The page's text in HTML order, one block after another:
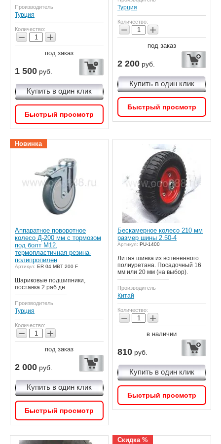
Производитель
Турция
Количество:
− +
под заказ
1 500 руб.
Купить в один клик
Быстрый просмотр
Турция
Количество:
− +
под заказ
2 200 руб.
Купить в один клик
Быстрый просмотр
Новинка
Аппаратное поворотное
колесо Д-200 мм с тормозом
под болт М12,
термопластичная резина-
полипропилен
Артикул: ER 04 MBT 200 F
Шариковые подшипники,
поставка 2 раб.дн.
Производитель
Турция
Количество:
− +
под заказ
2 000 руб.
Купить в один клик
Быстрый просмотр
Бескамерное колесо 210 мм
размер шины 2.50-4
Артикул: PU-1400
Литая шинка из вспененного
полиуретана. Посадочный 16
мм или 20 мм (на выбор).
Производитель
Китай
Количество:
− +
в наличии
810 руб.
Купить в один клик
Быстрый просмотр
Скидка %